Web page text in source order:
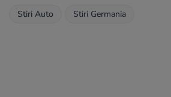
Stiri Auto Stiri Germania